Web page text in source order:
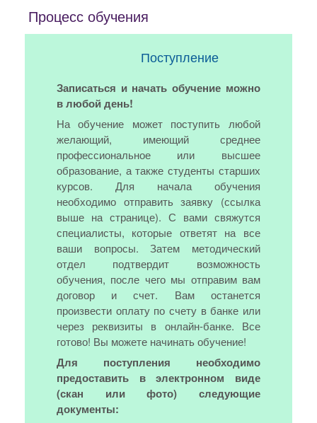
Процесс обучения
Поступление
Записаться и начать обучение можно
в любой день!
На обучение может поступить любой
желающий, имеющий среднее
профессиональное или высшее
образование, а также студенты старших
курсов. Для начала обучения
необходимо отправить заявку (ссылка
выше на странице). С вами свяжутся
специалисты, которые ответят на все
ваши вопросы. Затем методический
отдел подтвердит возможность
обучения, после чего мы отправим вам
договор и счет. Вам останется
произвести оплату по счету в банке или
через реквизиты в онлайн-банке. Все
готово! Вы можете начинать обучение!
Для поступления необходимо
предоставить в электронном виде
(скан или фото) следующие
документы: